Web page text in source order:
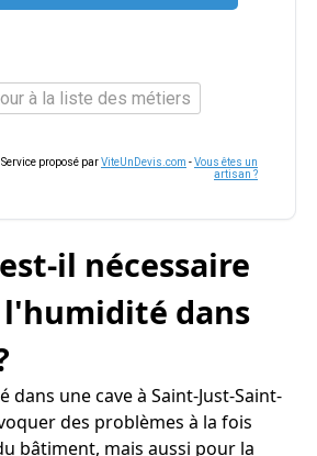
à la liste des métiers
Service proposé parViteUnDevis.com -Vous êtes un
artisan ?
il nécessaire
dans
dans une cave à Saint-Just-Saint-
des problèmes à la fois
bâtiment, mais aussi pour la